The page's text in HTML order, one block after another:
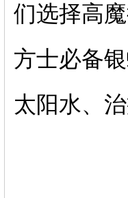
们选择高
方士必备
太阳水、